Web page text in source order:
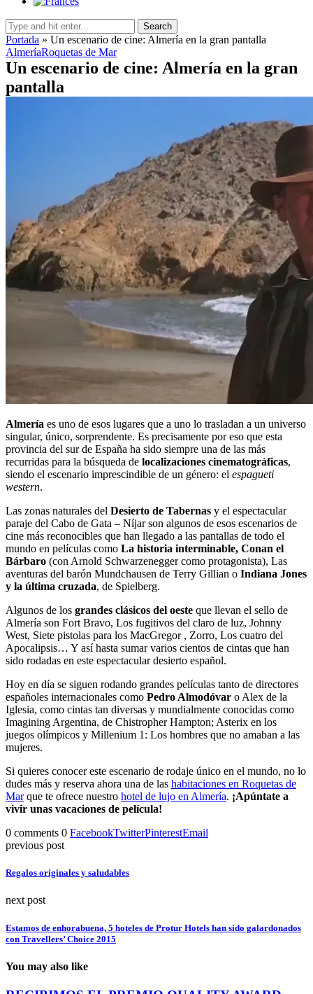
Search
Portada » Un escenario de cine: Almería en la gran pantalla
AlmeríaRoquetas de Mar
Un escenario de cine: Almería en la gran
pantalla
Almería es uno de esos lugares que a uno lo trasladan a un universo
singular, único, sorprendente. Es precisamente por eso que esta
provincia del sur de España ha sido siempre una de las más
recurridas para la búsqueda de localizaciones cinematográficas,
siendo el escenario imprescindible de un género: el espagueti
western.
Las zonas naturales del Desierto de Tabernas y el espectacular
paraje del Cabo de Gata – Níjar son algunos de esos escenarios de
cine más reconocibles que han llegado a las pantallas de todo el
mundo en películas como La historia interminable, Conan el
Bárbaro (con Arnold Schwarzenegger como protagonista), Las
aventuras del barón Mundchausen de Terry Gillian o Indiana Jones
y la última cruzada, de Spielberg.
Algunos de los grandes clásicos del oeste que llevan el sello de
Almería son Fort Bravo, Los fugitivos del claro de luz, Johnny
West, Siete pistolas para los MacGregor , Zorro, Los cuatro del
Apocalipsis… Y así hasta sumar varios cientos de cintas que han
sido rodadas en este espectacular desierto español.
Hoy en día se siguen rodando grandes películas tanto de directores
españoles internacionales como Pedro Almodóvar o Alex de la
Iglesia, como cintas tan diversas y mundialmente conocidas como
Imagining Argentina, de Chistropher Hampton; Asterix en los
juegos olímpicos y Millenium 1: Los hombres que no amaban a las
mujeres.
Si quieres conocer este escenario de rodaje único en el mundo, no lo
dudes más y reserva ahora una de las habitaciones en Roquetas de
Marque te ofrece nuestro hotel de lujo en Almería. ¡Apúntate a
vivir unas vacaciones de película!
0 comments 0 FacebookTwitterPinterestEmail
previous post
Regalos originales y saludables
next post
Estamos de enhorabuena, 5 hoteles de Protur Hotels han sido galardonados
con Travellers’ Choice 2015
You may also like